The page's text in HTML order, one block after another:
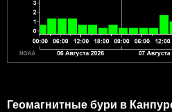
Геомагнитные бури в